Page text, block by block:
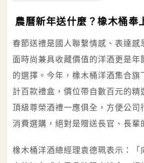
農曆新年送什麼？橡木桶奉
春節送禮是國人聯繫情感、表達感
面時尚兼具收藏價值的洋酒更是年
的選擇。今年，橡木桶洋酒集合旗
計百款禮盒，價位帶自數百元的精
頂級尊榮酒禮一應俱全，方便公司
消費選購，絕對是贈送長官、長輩
橡木桶洋酒總經理袁德珮表示：「